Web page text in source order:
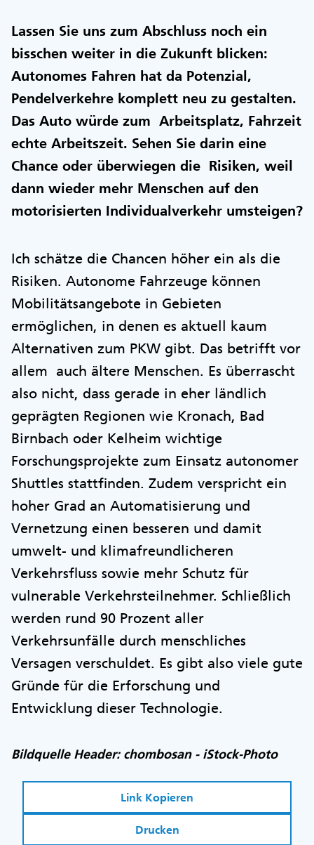
Lassen Sie uns zum Abschluss noch ein
bisschen weiter in die Zukunft blicken:
Autonomes Fahren hat da Potenzial,
Pendelverkehre komplett neu zu gestalten.
Das Auto würde zum Arbeitsplatz, Fahrzeit
echte Arbeitszeit. Sehen Sie darin eine
Chance oder überwiegen die Risiken, weil
dann wieder mehr Menschen auf den
motorisierten Individualverkehr umsteigen?
Ich schätze die Chancen höher ein als die
Risiken. Autonome Fahrzeuge können
Mobilitätsangebote in Gebieten
ermöglichen, in denen es aktuell kaum
Alternativen zum PKW gibt. Das betrifft vor
allem auch ältere Menschen. Es überrascht
also nicht, dass gerade in eher ländlich
geprägten Regionen wie Kronach, Bad
Birnbach oder Kelheim wichtige
Forschungsprojekte zum Einsatz autonomer
Shuttles stattfinden. Zudem verspricht ein
hoher Grad an Automatisierung und
Vernetzung einen besseren und damit
umwelt- und klimafreundlicheren
Verkehrsfluss sowie mehr Schutz für
vulnerable Verkehrsteilnehmer. Schließlich
werden rund 90 Prozent aller
Verkehrsunfälle durch menschliches
Versagen verschuldet. Es gibt also viele gute
Gründe für die Erforschung und
Entwicklung dieser Technologie.
Bildquelle Header: chombosan - iStock-Photo
Link Kopieren
Drucken